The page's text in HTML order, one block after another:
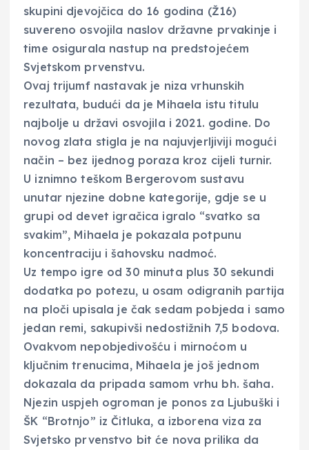
skupini djevojčica do 16 godina (Ž16)
suvereno osvojila naslov državne prvakinje i
time osigurala nastup na predstojećem
Svjetskom prvenstvu.
Ovaj trijumf nastavak je niza vrhunskih
rezultata, budući da je Mihaela istu titulu
najbolje u državi osvojila i 2021. godine. Do
novog zlata stigla je na najuvjerljiviji mogući
način – bez ijednog poraza kroz cijeli turnir.
U iznimno teškom Bergerovom sustavu
unutar njezine dobne kategorije, gdje se u
grupi od devet igračica igralo “svatko sa
svakim”, Mihaela je pokazala potpunu
koncentraciju i šahovsku nadmoć.
Uz tempo igre od 30 minuta plus 30 sekundi
dodatka po potezu, u osam odigranih partija
na ploči upisala je čak sedam pobjeda i samo
jedan remi, sakupivši nedostižnih 7,5 bodova.
Ovakvom nepobjedivošću i mirnoćom u
ključnim trenucima, Mihaela je još jednom
dokazala da pripada samom vrhu bh. šaha.
Njezin uspjeh ogroman je ponos za Ljubuški i
ŠK “Brotnjo” iz Čitluka, a izborena viza za
Svjetsko prvenstvo bit će nova prilika da